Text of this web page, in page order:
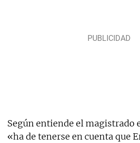
Según entiende el magistrado
«ha de tenerse en cuenta que